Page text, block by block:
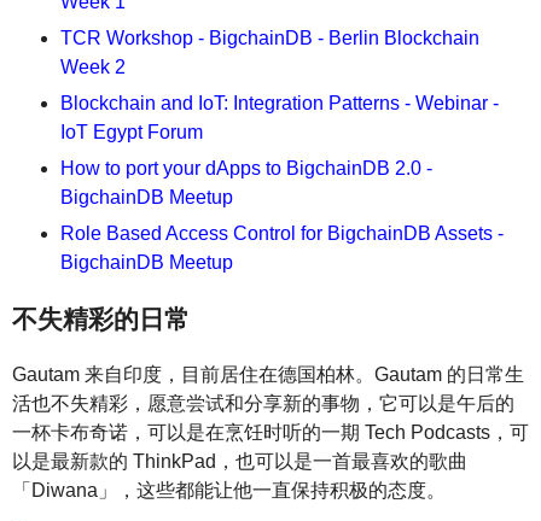
TCR Workshop - BigchainDB - Berlin Blockchain
Week 2
Blockchain and IoT: Integration Patterns - Webinar -
IoT Egypt Forum
How to port your dApps to BigchainDB 2.0 -
BigchainDB Meetup
Role Based Access Control for BigchainDB Assets -
BigchainDB Meetup
不失精彩的日常
Gautam 来自印度，目前居住在德国柏林。Gautam 的日常生
活也不失精彩，愿意尝试和分享新的事物，它可以是午后的
一杯卡布奇诺，可以是在烹饪时听的一期 Tech Podcasts，可
以是最新款的 ThinkPad，也可以是一首最喜欢的歌曲
「Diwana」，这些都能让他一直保持积极的态度。